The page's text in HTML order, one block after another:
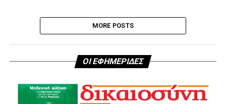
MORE POSTS
ΟΙ ΕΦΗΜΕΡΙΔΕΣ